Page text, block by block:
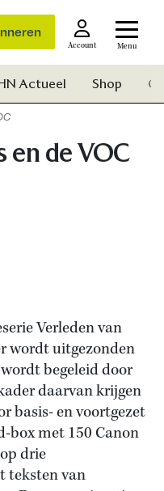
Account Menu
Zoek
Actueel Shop
en de VOC
Verleden van
wordt uitgezonden
begeleid door
daarvan krijgen
basis- en voortgezet
box met 150 Canon
drie
teksten van